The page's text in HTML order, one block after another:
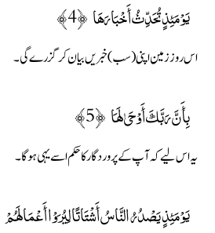
يَوْمَئِذٍ تُحَدِّثُ أَخْبَارَهَا ﴿4﴾
اس روز زمین اپنی (سب) خبریں بیان کر گزرے گی۔
بِأَنَّ رَبَّكَ أَوْحَىٰ لَهَا ﴿5﴾
یہ اس لیے کہ آپ کے پروردگار کا حکم اسے یہی ہوگا۔
يَوْمَئِذٍ يَصْدُرُ النَّاسُ أَشْتَاتًا لِيُرَوْا أَعْمَالَهُمْ